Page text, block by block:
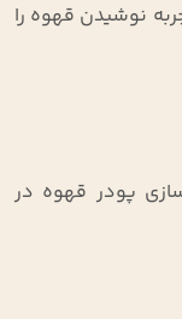
نوشیدن قهوه را
پودر قهوه در